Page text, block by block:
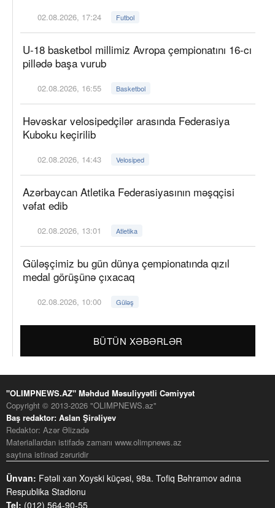
02.08.2026, 17:24 Futbol
U-18 basketbol millimiz Avropa çempionatını 16-cı
pillədə başa vurub
02.08.2026, 16:55 Basketbol
Həvəskar velosipedçilər arasında Federasiya
Kuboku keçirilib
02.08.2026, 14:43 Velosiped
Azərbaycan Atletika Federasiyasının məşqçisi
vəfat edib
02.08.2026, 13:01 Atletika
Güləşçimiz bu gün dünya çempionatında qızıl
medal görüşünə çıxacaq
02.08.2026, 10:00 Güləş
BÜTÜN XƏBƏRLƏR
"OLIMPNEWS.AZ" Məhdud Məsuliyyətli Cəmiyyət
Copyright © 2013-2026 "OLIMPNEWS.az"
Baş redaktor: Aslan Şirəliyev
Redaktor: Azər Əlizadə
Materiallardan istifadə zamanı www.olimpnews.az
saytına istinad zəruridir
Ünvan: Fətəli xan Xoyski küçəsi, 98a. Tofiq Bəhramov adına
Respublika Stadionu
Tel: (012) 564-90-55